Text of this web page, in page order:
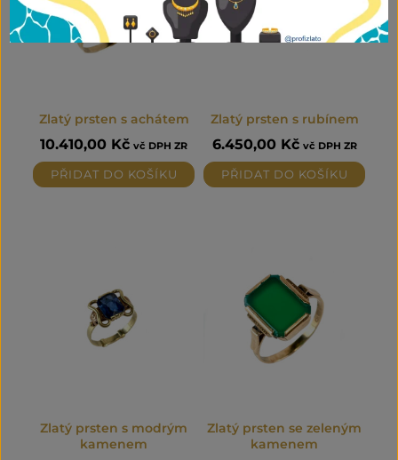
Zlatý prsten s achátem
10.410,00 Kč vč DPH ZR
PŘIDAT DO KOŠÍKU
Zlatý prsten s rubínem
6.450,00 Kč vč DPH ZR
PŘIDAT DO KOŠÍKU
Zlatý prsten s modrým
kamenem
Zlatý prsten se zeleným
kamenem